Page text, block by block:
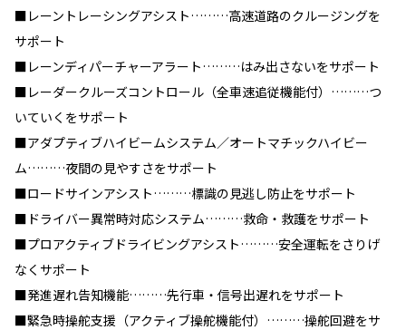
■レーントレーシングアシスト………高速道路のクルージングを
サポート
■レーンディパーチャーアラート………はみ出さないをサポート
■レーダークルーズコントロール（全車速追従機能付）………つ
いていくをサポート
■アダプティブハイビームシステム／オートマチックハイビー
ム………夜間の見やすさをサポート
■ロードサインアシスト………標識の見逃し防止をサポート
■ドライバー異常時対応システム………救命・救護をサポート
■プロアクティブドライビングアシスト………安全運転をさりげ
なくサポート
■発進遅れ告知機能………先行車・信号出遅れをサポート
■緊急時操舵支援（アクティブ操舵機能付）………操舵回避をサ